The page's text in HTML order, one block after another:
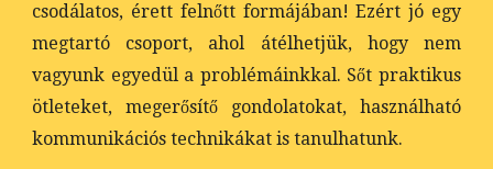
csodálatos, érett felnőtt formájában! Ezért jó egy
megtartó csoport, ahol átélhetjük, hogy nem
vagyunk egyedül a problémáinkkal. Sőt praktikus
ötleteket, megerősítő gondolatokat, használható
kommunikációs technikákat is tanulhatunk.